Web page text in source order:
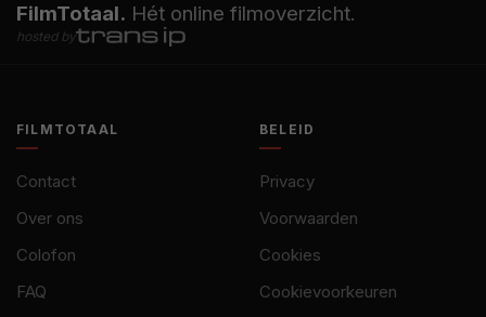
FilmTotaal. Hét online filmoverzicht.
hosted by
FILMTOTAAL
Contact
Over ons
Colofon
FAQ
BELEID
Privacy
Voorwaarden
Cookies
Cookievoorkeuren